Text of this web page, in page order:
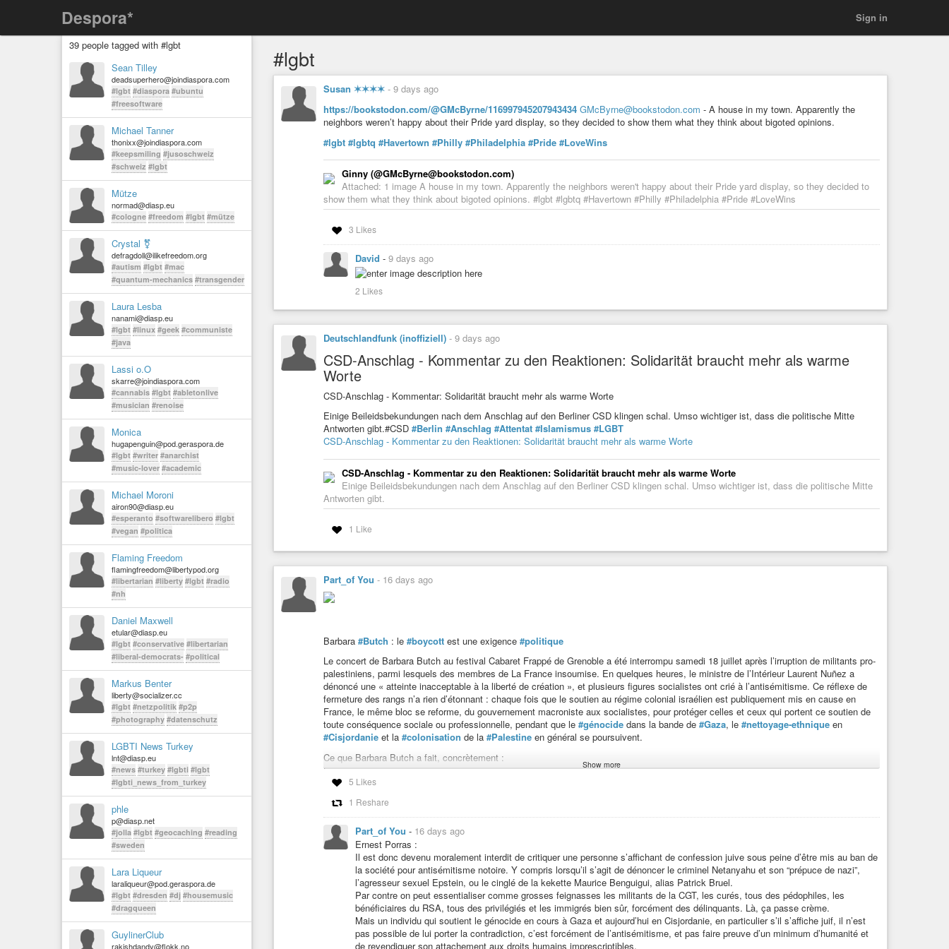
Despora* Sign in
39 people tagged with #lgbt
Sean Tilley
deadsuperhero@joindiaspora.com
#lgbt #diaspora #ubuntu
#freesoftware
Michael Tanner
thonixx@joindiaspora.com
#keepsmiling #jusoschweiz
#schweiz #lgbt
Mütze
normad@diasp.eu
#cologne #freedom #lgbt #mütze
Crystal ⚧
defragdoll@ilikefreedom.org
#autism #lgbt #mac
#quantum-mechanics #transgender
Laura Lesba
nanami@diasp.eu
#lgbt #linux #geek #communiste
#java
Lassi o.O
skarre@joindiaspora.com
#cannabis #lgbt #abletonlive
#musician #renoise
Monica
hugapenguin@pod.geraspora.de
#lgbt #writer #anarchist
#music-lover #academic
Michael Moroni
airon90@diasp.eu
#esperanto #softwarelibero #lgbt
#vegan #politica
Flaming Freedom
flamingfreedom@libertypod.org
#libertarian #liberty #lgbt #radio
#nh
Daniel Maxwell
etular@diasp.eu
#lgbt #conservative #libertarian
#liberal-democrats- #political
Markus Benter
liberty@socializer.cc
#lgbt #netzpolitik #p2p
#photography #datenschutz
LGBTI News Turkey
lnt@diasp.eu
#news #turkey #lgbti #lgbt
#lgbti_news_from_turkey
phle
p@diasp.net
#jolla #lgbt #geocaching #reading
#sweden
Lara Liqueur
laraliqueur@pod.geraspora.de
#lgbt #dresden #dj #housemusic
#dragqueen
GuylinerClub
rakishdandy@flokk.no
#lgbt
Susan ✶✶✶✶ - 9 days ago
https://bookstodon.com/@GMcByrne/116997945207943434 GMcByrne@bookstodon.com - A house in my town. Apparently the
neighbors weren’t happy about their Pride yard display, so they decided to show them what they think about bigoted opinions.
#lgbt #lgbtq #Havertown #Philly #Philadelphia #Pride #LoveWins
Ginny (@GMcByrne@bookstodon.com)
Attached: 1 image A house in my town. Apparently the neighbors weren't happy about their Pride yard display, so they decided to
show them what they think about bigoted opinions. #lgbt #lgbtq #Havertown #Philly #Philadelphia #Pride #LoveWins
3 Likes
David - 9 days ago
2 Likes
Deutschlandfunk (inoffiziell) - 9 days ago
CSD-Anschlag - Kommentar zu den Reaktionen: Solidarität braucht mehr als warme
Worte
CSD-Anschlag - Kommentar: Solidarität braucht mehr als warme Worte
Einige Beileidsbekundungen nach dem Anschlag auf den Berliner CSD klingen schal. Umso wichtiger ist, dass die politische Mitte
Antworten gibt.#CSD #Berlin #Anschlag #Attentat #Islamismus #LGBT
CSD-Anschlag - Kommentar zu den Reaktionen: Solidarität braucht mehr als warme Worte
CSD-Anschlag - Kommentar zu den Reaktionen: Solidarität braucht mehr als warme Worte
Einige Beileidsbekundungen nach dem Anschlag auf den Berliner CSD klingen schal. Umso wichtiger ist, dass die politische Mitte
Antworten gibt.
1 Like
Part_of You - 16 days ago
Barbara #Butch : le #boycott est une exigence #politique
Le concert de Barbara Butch au festival Cabaret Frappé de Grenoble a été interrompu samedi 18 juillet après l’irruption de militants pro-
palestiniens, parmi lesquels des membres de La France insoumise. En quelques heures, le ministre de l’Intérieur Laurent Nuñez a
dénoncé une « atteinte inacceptable à la liberté de création », et plusieurs figures socialistes ont crié à l’antisémitisme. Ce réflexe de
fermeture des rangs n’a rien d’étonnant : chaque fois que le soutien au régime colonial israélien est publiquement mis en cause en
France, le même bloc se reforme, du gouvernement macroniste aux socialistes, pour protéger celles et ceux qui portent ce soutien de
toute conséquence sociale ou professionnelle, pendant que le #génocide dans la bande de #Gaza, le #nettoyage-ethnique en
#Cisjordanie et la #colonisation de la #Palestine en général se poursuivent.
Ce que Barbara Butch a fait, concrètement :
En 2025, elle s’est produite lors d’une soirée privée à la résidence de l’ambassadeur de France à Tel-Aviv, dans le cadre du mois des
Fiertés, en pleine poursuite du génocide à Gaza. C’est un cas d’école de
politique d’#occupation
intérêts diplomatiques des forces occupantes israéliennes engagées dans un génocide.
En mars 2026, Barbara Butch a signé, aux côtés d’Élisabeth Badinter, Manuel Valls et Jean-Michel Blanquer, une tribune dans Le Point
en soutien à la proposition de loi
#antisémitisme, ce texte visait à élargir le délit d’apologie du #terrorismeet à assimiler juridiquement la critique du régime colonial
israélien, y compris l’#antisionismeen tant que tel, à de l’antisémitisme. L’antisémitisme est un racisme réel. L’antisionisme, lui, est le
rejet politique d’une idéologie coloniale de peuplement, portée par une force d’occupation. Confondre les deux revient à sanctuariser ce
régime colonial contre toute critique en instrumentalisant la lutte légitime contre l’antisémitisme, pour criminaliser le soutien à la
Palestine et faire taire les mouvements antiracistes et anti-impérialistes en France. Le texte a finalement été retiré par le gouvernement
en avril. Face aux critiques, Barbara Butch a fini par dire qu’elle « n’aurait pas dû » signer, sans jamais retirer sa signature. Ce n’est pas
un désaveu mais une stratégie de communication.
Show more
5 Likes
1 Reshare
Part_of You - 16 days ago
Ernest Porras :
Il est donc devenu moralement interdit de critiquer une personne s’affichant de confession juive sous peine d’être mis au ban de
la société pour antisémitisme notoire. Y compris lorsqu’il s’agit de dénoncer le criminel Netanyahu et son “prépuce de nazi”,
l’agresseur sexuel Epstein, ou le cinglé de la kekette Maurice Benguigui, alias Patrick Bruel.
Par contre on peut essentialiser comme grosses feignasses les militants de la CGT, les curés, tous des pédophiles, les
bénéficiaires du RSA, tous des privilégiés et les immigrés bien sûr, forcément des délinquants. Là, ça passe crème.
Mais un individu qui soutient le génocide en cours à Gaza et aujourd’hui en Cisjordanie, en particulier s’il s’affiche juif, il n’est
pas possible de lui porter la contradiction, c’est forcément de l’antisémitisme, et pas faire preuve d’un minimum d’humanité et
de revendiquer son attachement aux droits humains imprescriptibles.